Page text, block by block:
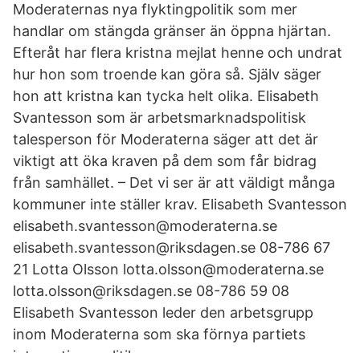
Moderaternas nya flyktingpolitik som mer
handlar om stängda gränser än öppna hjärtan.
Efteråt har flera kristna mejlat henne och undrat
hur hon som troende kan göra så. Själv säger
hon att kristna kan tycka helt olika. Elisabeth
Svantesson som är arbetsmarknadspolitisk
talesperson för Moderaterna säger att det är
viktigt att öka kraven på dem som får bidrag
från samhället. – Det vi ser är att väldigt många
kommuner inte ställer krav. Elisabeth Svantesson
elisabeth.svantesson@moderaterna.se
elisabeth.svantesson@riksdagen.se 08-786 67
21 Lotta Olsson lotta.olsson@moderaterna.se
lotta.olsson@riksdagen.se 08-786 59 08
Elisabeth Svantesson leder den arbetsgrupp
inom Moderaterna som ska förnya partiets